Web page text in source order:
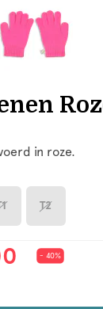
in roze.
T2
- 40%